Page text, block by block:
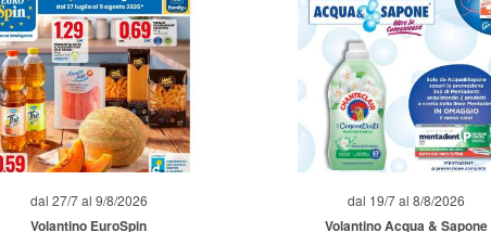
dal 27/7 al 9/8/2026
Volantino EuroSpin
dal 19/7 al 8/8/2026
Volantino Acqua & Sapone